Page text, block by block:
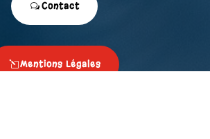
Contact
Mentions Légales